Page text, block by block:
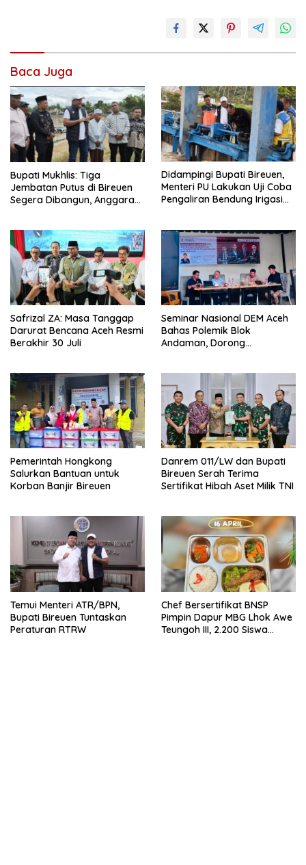
Baca Juga
Bupati Mukhlis: Tiga
Jembatan Putus di Bireuen
Segera Dibangun, Anggaran
Didampingi Bupati Bireuen,
Menteri PU Lakukan Uji Coba
Pengaliran Bendung Irigasi
Safrizal ZA: Masa Tanggap
Darurat Bencana Aceh Resmi
Berakhir 30 Juli
Seminar Nasional DEM Aceh
Bahas Polemik Blok
Andaman, Dorong
Pemerintah Hongkong
Salurkan Bantuan untuk
Korban Banjir Bireuen
Danrem 011/LW dan Bupati
Bireuen Serah Terima
Sertifikat Hibah Aset Milik TNI
Temui Menteri ATR/BPN,
Bupati Bireuen Tuntaskan
Peraturan RTRW
Chef Bersertifikat BNSP
Pimpin Dapur MBG Lhok Awe
Teungoh III, 2.200 Siswa